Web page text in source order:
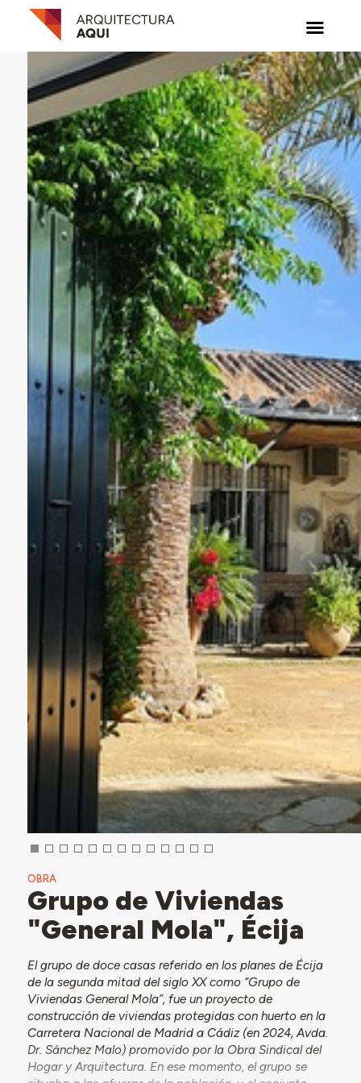
OBRA
Grupo de Viviendas
"General Mola", Écija
El grupo de doce casas referido en los planes de Écija
de la segunda mitad del siglo XX como “Grupo de
Viviendas General Mola”, fue un proyecto de
construcción de viviendas protegidas con huerto en la
Carretera Nacional de Madrid a Cádiz (en 2024, Avda.
Dr. Sánchez Malo) promovido por la Obra Sindical del
Hogar y Arquitectura. En ese momento, el grupo se